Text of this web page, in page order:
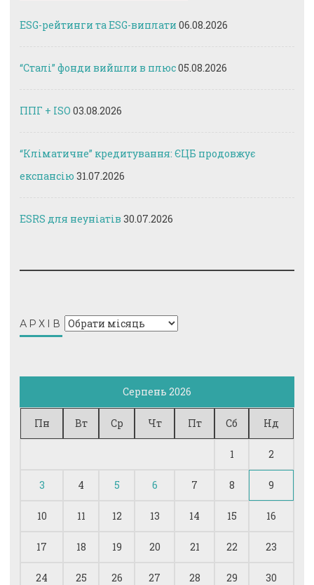
ESG-рейтинги та ESG-виплати 06.08.2026
“Сталі” фонди вийшли в плюс05.08.2026
ППГ + ISO 03.08.2026
“Кліматичне” кредитування: ЄЦБ продовжує
експансію 31.07.2026
ESRS для неуніатів 30.07.2026
АРХІВ Архів
Серпень 2026
Пн Вт Ср Чт Пт Сб Нд
1 2
3 4 5 6 7 8 9
10 11 12 13 14 15 16
17 18 19 20 21 22 23
24 25 26 27 28 29 30